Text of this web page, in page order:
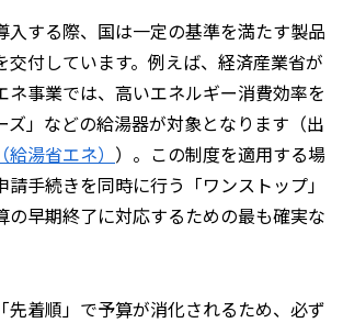
入する際、国は一定の基準を満たす製品
交付しています。例えば、経済産業省が
ネ事業では、高いエネルギー消費効率を
ズ」などの給湯器が対象となります（出
湯省エネ） ）。この制度を適用する場
手続きを同時に行う「ワンストップ」
の早期終了に対応するための最も確実な
先着順」で予算が消化されるため、必ず